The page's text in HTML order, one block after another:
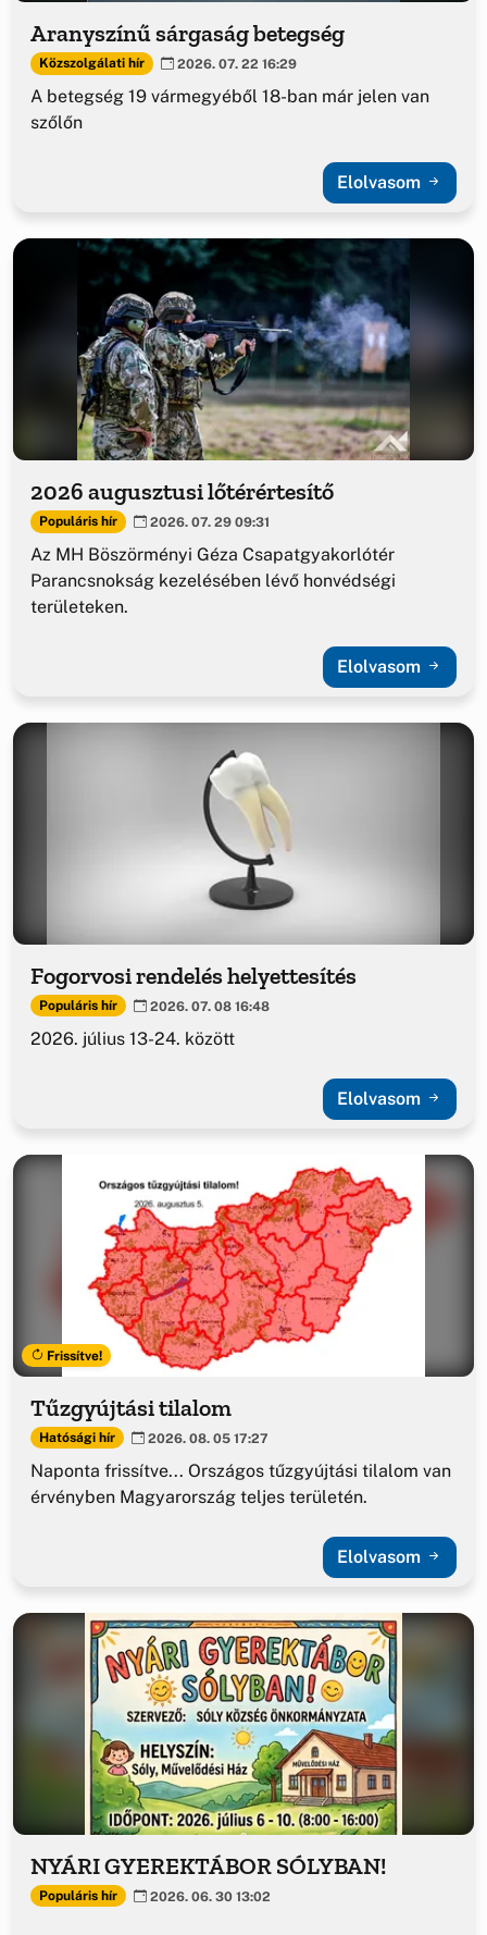
Aranyszínű sárgaság betegség
Közszolgálati hír 2026. 07. 22 16:29
A betegség 19 vármegyéből 18-ban már jelen van
szőlőn
Elolvasom
2026 augusztusi lőtérértesítő
Populáris hír 2026. 07. 29 09:31
Az MH Böszörményi Géza Csapatgyakorlótér
Parancsnokság kezelésében lévő honvédségi
területeken.
Elolvasom
Fogorvosi rendelés helyettesítés
Populáris hír 2026. 07. 08 16:48
2026. július 13-24. között
Elolvasom
Frissítve!
Tűzgyújtási tilalom
Hatósági hír 2026. 08. 05 17:27
Naponta frissítve... Országos tűzgyújtási tilalom van
érvényben Magyarország teljes területén.
Elolvasom
NYÁRI GYEREKTÁBOR SÓLYBAN!
Populáris hír 2026. 06. 30 13:02